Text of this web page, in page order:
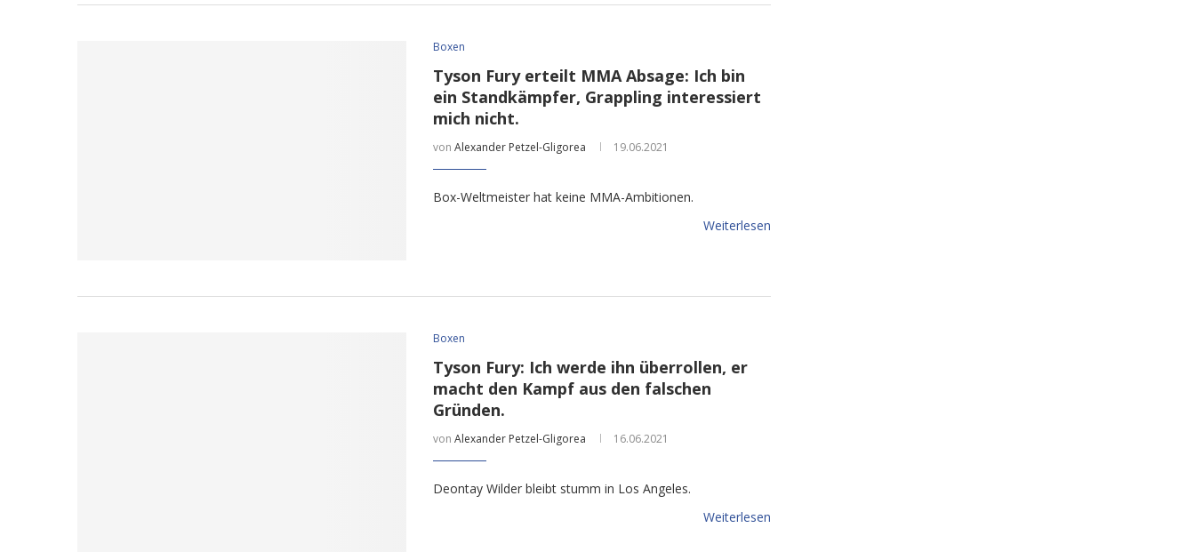
Boxen
Tyson Fury erteilt MMA Absage: Ich bin
ein Standkämpfer, Grappling interessiert
mich nicht.
von Alexander Petzel-Gligorea 19.06.2021
Box-Weltmeister hat keine MMA-Ambitionen.
Weiterlesen
Boxen
Tyson Fury: Ich werde ihn überrollen, er
macht den Kampf aus den falschen
Gründen.
von Alexander Petzel-Gligorea 16.06.2021
Deontay Wilder bleibt stumm in Los Angeles.
Weiterlesen